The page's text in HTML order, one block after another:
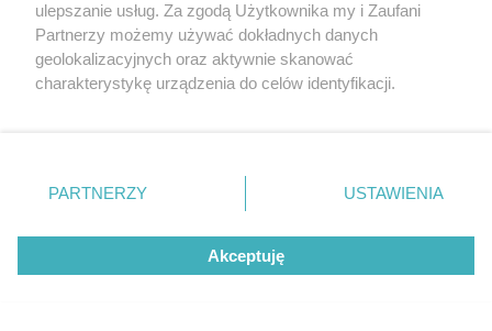
rozpowszechniany lub dalej rozpowszechniany w jakikolwiek sposób (w
tym także elektroniczny lub mechaniczny) na jakimkolwiek polu
eksploatacji w jakiejkolwiek formie, włącznie z umieszczaniem w
wykorzystanie utworów w całości lub w części z naruszeniem prawa,
tzn. bez właściwej zgody, jest zabronione pod groźbą kary i może być
ulepszanie usług. Za zgodą Użytkownika my i Zaufani
Partnerzy możemy używać dokładnych danych
geolokalizacyjnych oraz aktywnie skanować
charakterystykę urządzenia do celów identyfikacji.
zmienić/wycofać klikając przycisk ustawień prywatności
znajdujący się w lewym dolnym rogu strony
rodzaje przetwarzania danych nie wymagają zgody
użytkownika, ale masz prawo sprzeciwić się takiemu
przetwarzaniu. Preferencje będą miały zastosowanie tylko
PARTNERZY USTAWIENIA
Akceptuję